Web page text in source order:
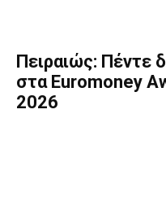
Πειραιώς: Πέντε
στα Euromoney
2026